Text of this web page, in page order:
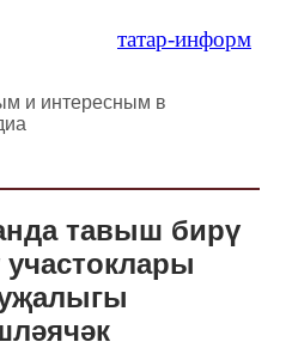
татар-информ
и интересным в
тавыш бирү
участоклары